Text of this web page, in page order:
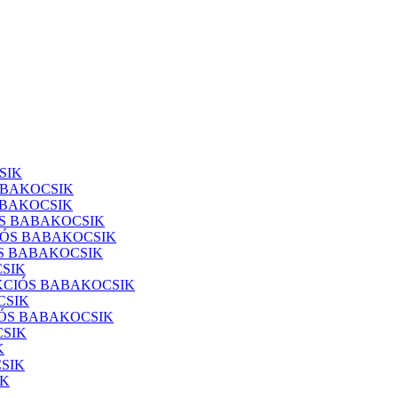
BABAKOCSIK
BABAKOCSIK
BABAKOCSIK
BABAKOCSIK
BABAKOCSIK